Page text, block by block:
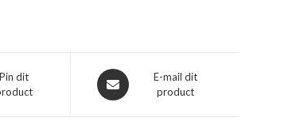
Pin dit
Opent
in
E-mail dit
product